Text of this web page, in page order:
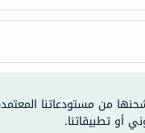
من مستودعاتنا
أو تطبيقاتنا.